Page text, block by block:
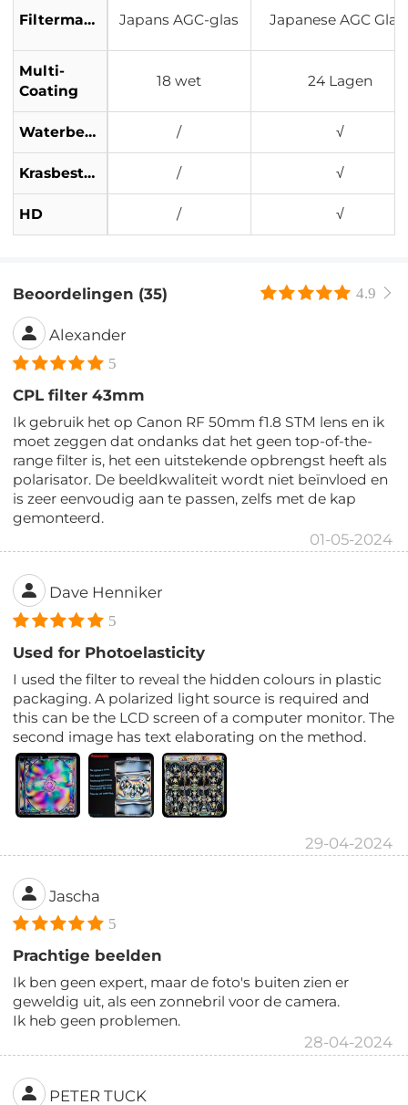
Filtermateriaal Japans AGC-glas Japanese AGC
Multi-
Coating
18 wet 24 Lagen
Waterbestendig / √
Krasbestendig / √
HD / √
Beoordelingen (35) 4.9
Alexander
5
CPL filter 43mm
Ik gebruik het op Canon RF 50mm f1.8 STM lens en ik
moet zeggen dat ondanks dat het geen top-of-the-
range filter is, het een uitstekende opbrengst heeft als
polarisator. De beeldkwaliteit wordt niet beïnvloed en
is zeer eenvoudig aan te passen, zelfs met de kap
gemonteerd.
01-05-2024
Dave Henniker
5
Used for Photoelasticity
I used the filter to reveal the hidden colours in plastic
packaging. A polarized light source is required and
this can be the LCD screen of a computer monitor. The
second image has text elaborating on the method.
29-04-2024
Jascha
5
Prachtige beelden
Ik ben geen expert, maar de foto's buiten zien er
geweldig uit, als een zonnebril voor de camera.
Ik heb geen problemen.
28-04-2024
PETER TUCK